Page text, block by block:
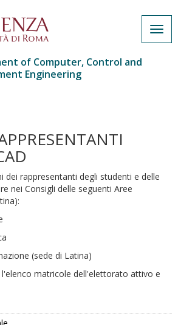
of Computer, Control and
Engineering
dei rappresentanti degli studenti e delle
nei Consigli delle seguenti Aree
(sede di Latina)
matricole dell'elettorato attivo e